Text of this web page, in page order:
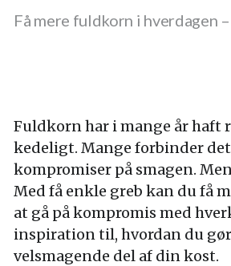
Få mere fuldkorn i hverdagen
Fuldkorn har i mange år haft
kedeligt. Mange forbinder
kompromiser på smagen.
Med få enkle greb kan du få
at gå på kompromis med
inspiration til, hvordan du
velsmagende del af din kost.